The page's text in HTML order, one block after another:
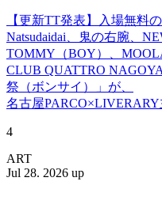
【更新TT発表】入場無料
Natsudaidai、鬼の右腕、
TOMMY（BOY）、
CLUB QUATTRO
祭（ボンサイ）」が、
名古屋PARCO×LIVERARY
4
ART
Jul 28. 2026 up